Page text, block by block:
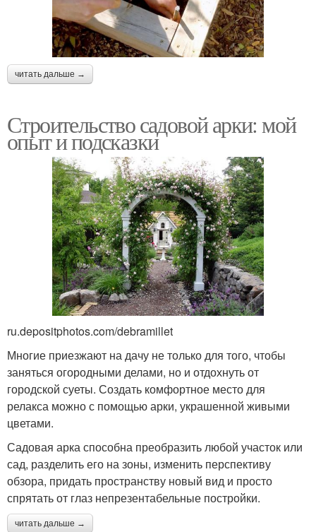
читать дальше →
Строительство садовой арки: мой
опыт и подсказки
ru.depositphotos.com/debramillet
Многие приезжают на дачу не только для того, чтобы
заняться огородными делами, но и отдохнуть от
городской суеты. Создать комфортное место для
релакса можно с помощью арки, украшенной живыми
цветами.
Садовая арка способна преобразить любой участок или
сад, разделить его на зоны, изменить перспективу
обзора, придать пространству новый вид и просто
спрятать от глаз непрезентабельные постройки.
читать дальше →